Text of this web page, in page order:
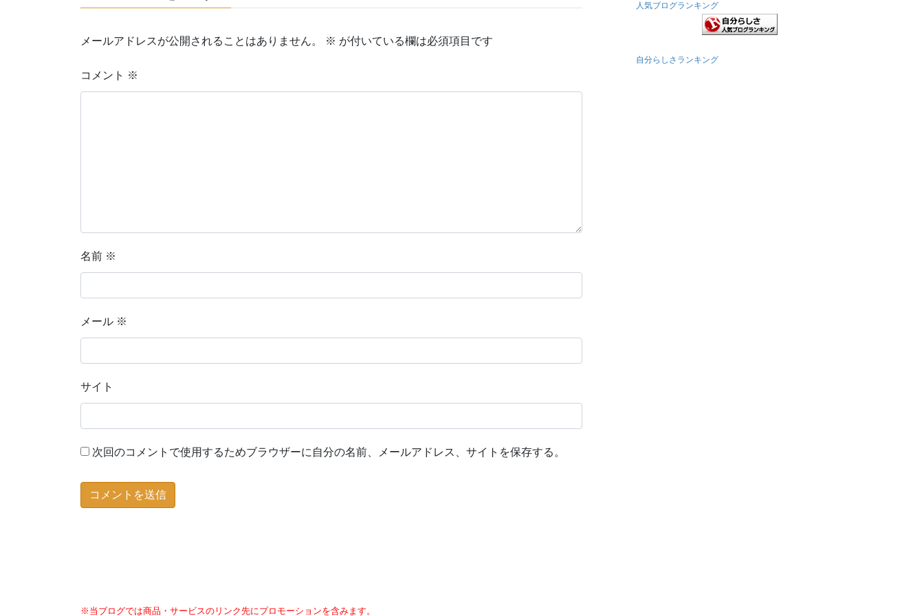
メールアドレスが公開されることはありません。 ※ が付いている欄は必須項目です
コメント ※
名前 ※
メール ※
サイト
次回のコメントで使用するためブラウザーに自分の名前、メールアドレス、サイトを保存する。
人気ブログランキング
自分らしさランキング
※当ブログでは商品・サービスのリンク先にプロモーションを含みます。